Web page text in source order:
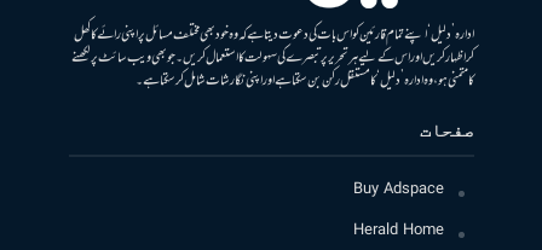
ادارہ ’دلیل‘ اپنے تمام قارئین کو اس بات کی دعوت دیتا ہے کہ وہ خود بھی مختلف مسائل پر اپنی رائے کا کھل
کر اظہار کریں اور اس کے لیے ہر تحریر پر تبصرے کی سہولت کا استعمال کریں۔ جو بھی ویب سائٹ پر لکھنے
کا متمنی ہو، وہ ادارہ ’دلیل‘ کا مستقل رکن بن سکتا ہے اور اپنی نگارشات شامل کرسکتا ہے۔
صفحات
Buy Adspace
Herald Home